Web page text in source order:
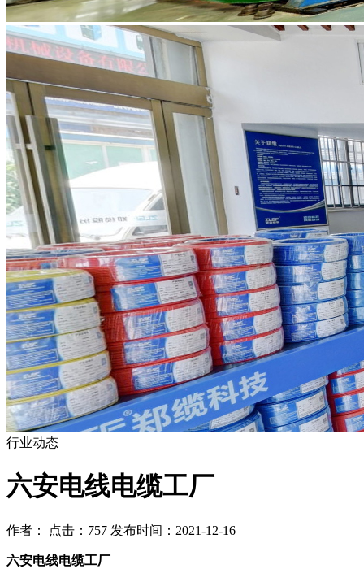
行业动态
六安电线电缆工厂
作者： 点击：757 发布时间：2021-12-16
六安电线电缆工厂